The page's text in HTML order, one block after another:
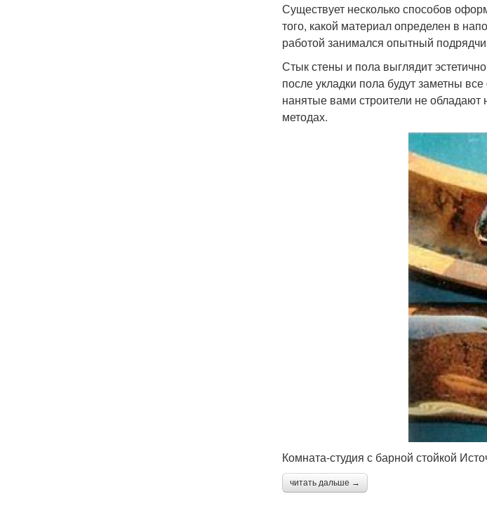
Существует несколько способов
того, какой материал определен в
работой занимался опытный
Стык стены и пола выглядит
после укладки пола будут заметны
нанятые вами строители не
методах.
Комната-студия с барной стойкой
читать дальше →